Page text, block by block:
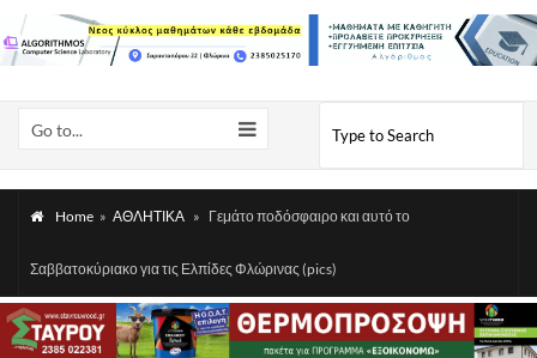
Go to...
Home » ΑΘΛΗΤΙΚΑ » Γεμάτο ποδόσφαιρο και αυτό το
Σαββατοκύριακο για τις Ελπίδες Φλώρινας (pics)